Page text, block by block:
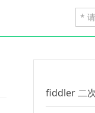
fiddler 二